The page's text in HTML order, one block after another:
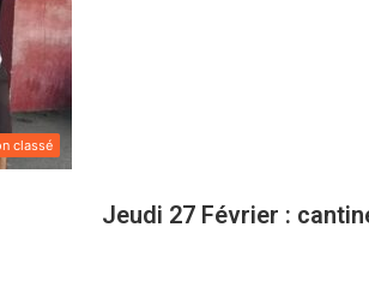
classé
Jeudi 27 Février :